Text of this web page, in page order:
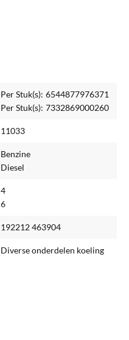
Per Stuk(s): 6544877976371
Per Stuk(s): 7332869000260
11033
Benzine
Diesel
4
6
192212 463904
Diverse onderdelen koeling